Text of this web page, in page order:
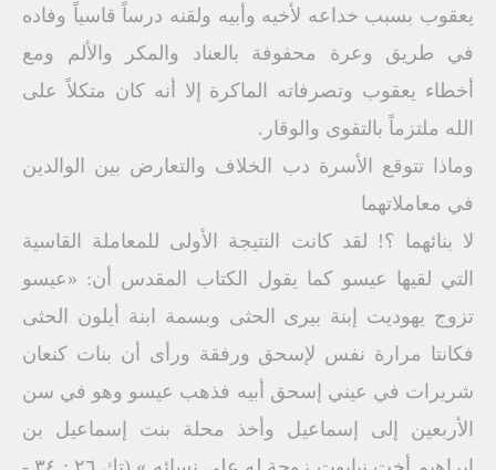
يعقوب بسبب خداعه لأخيه وأبيه ولقنه درساً قاسياً وفاده
في طريق وعرة محفوفة بالعناد والمكر والألم ومع
أخطاء يعقوب وتصرفاته الماكرة إلا أنه كان متكلاً على
الله ملتزماً بالتقوى والوقار.
وماذا تتوقع الأسرة دب الخلاف والتعارض بين الوالدين
في معاملاتهما
لا بنائهما ؟! لقد كانت النتيجة الأولى للمعاملة القاسية
التي لقيها عيسو كما يقول الكتاب المقدس أن: «عيسو
تزوج يهوديت إبنة بيرى الحثى وبسمة ابنة أيلون الحثى
فكانتا مرارة نفس لإسحق ورفقة ورأى أن بنات كنعان
شريرات في عيني إسحق أبيه فذهب عيسو وهو في سن
الأربعين إلى إسماعيل وأخذ محلة بنت إسماعيل بن